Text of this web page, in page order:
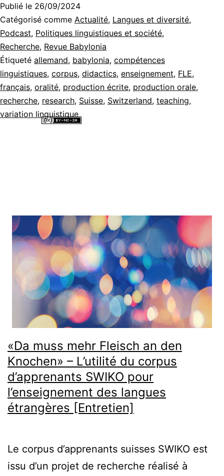
Publié le 26/09/2024
Catégorisé comme Actualité, Langues et diversité,
Podcast, Politiques linguistiques et société,
Recherche, Revue Babylonia
Étiqueté allemand, babylonia, compétences
linguistiques, corpus, didactics, enseignement, FLE,
français, oralité, production écrite, production orale,
recherche, research, Suisse, Switzerland, teaching,
variation linguistique
«Da muss mehr Fleisch an den
Knochen» – L’utilité du corpus
d’apprenants SWIKO pour
l’enseignement des langues
étrangères [Entretien]
Le corpus d’apprenants suisses SWIKO est
issu d’un projet de recherche réalisé à